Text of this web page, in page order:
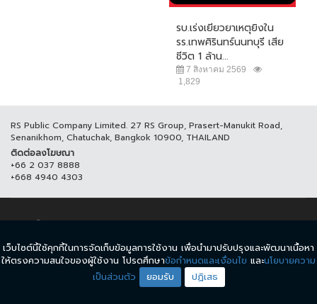
รบ.เร่งเยียวยาเหตุยิงใน
รร.เทพศิรินทร์นนทบุรี เสีย
ชีวิต 1 ล้าน...
7 สิงหาคม 2569
1,829
RS Public Company Limited. 27 RS Group, Prasert-Manukit Road,
Senanikhom, Chatuchak, Bangkok 10900, THAILAND
ติดต่อลงโฆษณา
+66 2 037 8888
+668 4940 4303
© COPYRIGHT 2017 THAICH8.COM, ALL RIGHT RESERVED.
ข้อกำหนดและเงื่อนไข นโยบายความเป็นส่วนตัว
เว็บไซต์นี้ใช้คุกกี้ในการจัดเก็บข้อมูลการใช้งาน เพื่อนำมาปรับปรุงและพัฒนาเนื้อหา
ให้ตรงความสนใจของผู้ใช้งาน โปรดศึกษาข้อกำหนดและเงื่อนไข และนโยบายความ
เป็นส่วนตัว
ยอมรับ ปฏิเสธ